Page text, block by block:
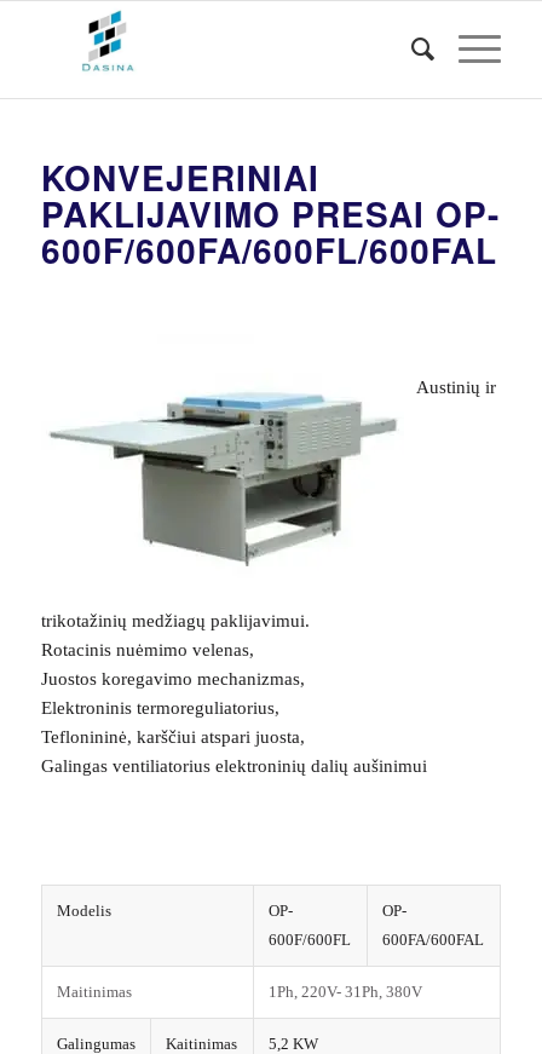
KONVEJERINIAI
PAKLIJAVIMO PRESAI OP-
600F/600FA/600FL/600FAL
Austinių ir
trikotažinių medžiagų paklijavimui.
Rotacinis nuėmimo velenas,
Juostos koregavimo mechanizmas,
Elektroninis termoreguliatorius,
Teflonininė, karščiui atspari juosta,
Galingas ventiliatorius elektroninių dalių aušinimui
Modelis
OP-
600F/600FL
OP-
600FA/600FAL
Maitinimas 1Ph, 220V- 31Ph, 380V
Galingumas Kaitinimas 5,2 KW